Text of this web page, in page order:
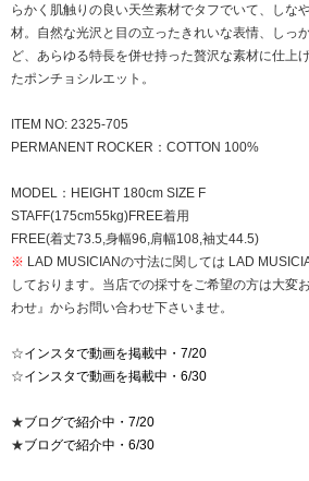
らかく肌触りの良い天竺素材でタフでいて、しな
材。自然な光沢と目の立ったきれいな表情、しっ
ど、あらゆる特長を併せ持った贅沢な素材に仕上
たポンチョシルエット。
ITEM NO: 2325-705
PERMANENT ROCKER：COTTON 100%
MODEL：HEIGHT 180cm SIZE F
STAFF(175cm55kg)FREE着用
FREE(着丈73.5,身幅96,肩幅108,袖丈44.5)
※ LAD MUSICIANの寸法に関しては LAD
しております。当店での採寸をご希望の方は大変
わせ』からお問い合わせ下さいませ。
☆インスタで動画を掲載中・7/20
☆インスタで動画を掲載中・6/30
★ブログで紹介中・7/20
★ブログで紹介中・6/30